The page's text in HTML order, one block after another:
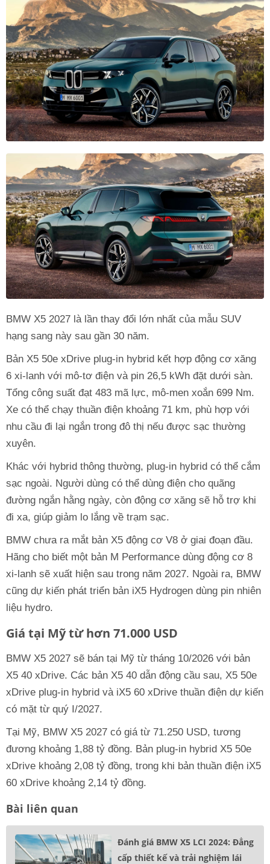
BMW X5 2027 là lần thay đổi lớn nhất của mẫu SUV
hạng sang này sau gần 30 năm.
Bản X5 50e xDrive plug-in hybrid kết hợp động cơ xăng
6 xi-lanh với mô-tơ điện và pin 26,5 kWh đặt dưới sàn.
Tổng công suất đạt 483 mã lực, mô-men xoắn 699 Nm.
Xe có thể chạy thuần điện khoảng 71 km, phù hợp với
nhu cầu đi lại ngắn trong đô thị nếu được sạc thường
xuyên.
Khác với hybrid thông thường, plug-in hybrid có thể cắm
sạc ngoài. Người dùng có thể dùng điện cho quãng
đường ngắn hằng ngày, còn động cơ xăng sẽ hỗ trợ khi
đi xa, giúp giảm lo lắng về trạm sạc.
BMW chưa ra mắt bản X5 động cơ V8 ở giai đoạn đầu.
Hãng cho biết một bản M Performance dùng động cơ 8
xi-lanh sẽ xuất hiện sau trong năm 2027. Ngoài ra, BMW
cũng dự kiến phát triển bản iX5 Hydrogen dùng pin nhiên
liệu hydro.
Giá tại Mỹ từ hơn 71.000 USD
BMW X5 2027 sẽ bán tại Mỹ từ tháng 10/2026 với bản
X5 40 xDrive. Các bản X5 40 dẫn động cầu sau, X5 50e
xDrive plug-in hybrid và iX5 60 xDrive thuần điện dự kiến
có mặt từ quý I/2027.
Tại Mỹ, BMW X5 2027 có giá từ 71.250 USD, tương
đương khoảng 1,88 tỷ đồng. Bản plug-in hybrid X5 50e
xDrive khoảng 2,08 tỷ đồng, trong khi bản thuần điện iX5
60 xDrive khoảng 2,14 tỷ đồng.
Bài liên quan
Đánh giá BMW X5 LCI 2024: Đẳng
cấp thiết kế và trải nghiệm lái